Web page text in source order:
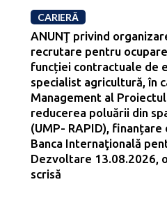
CARIERĂ
ANUNŢ privind
recrutare pentru
funcției contractuale de
specialist agricultură, în
Management al
reducerea poluării din
(UMP- RAPID),
Banca Internaţională
Dezvoltare 13.08.2026,
scrisă